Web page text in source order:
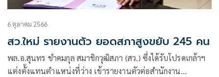
6 ตุลาคม 2566
สว.ใหม่ รายงานตัว ยอดสภาสูงขยับ 245 คน
พล.อ.สุนทร ขำคมกุล สมาชิกวุฒิสภา (สว.) ซึ่งได้รับโปรดเกล้าฯ
แต่งตั้งแทนตำแหน่งที่ว่าง เข้ารายงานตัวต่อสำนักงาน